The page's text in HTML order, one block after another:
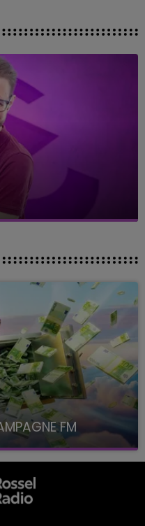
FM
FM, à 8H10